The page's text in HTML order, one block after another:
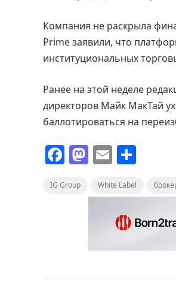
Компания не раскрыла
Prime заявили, что
институциональных
Ранее на этой неделе
директоров Майк МакТай
баллотироваться на
F
c
M
st
o
E
ai
l
п
р
а
в
IG Group White Label